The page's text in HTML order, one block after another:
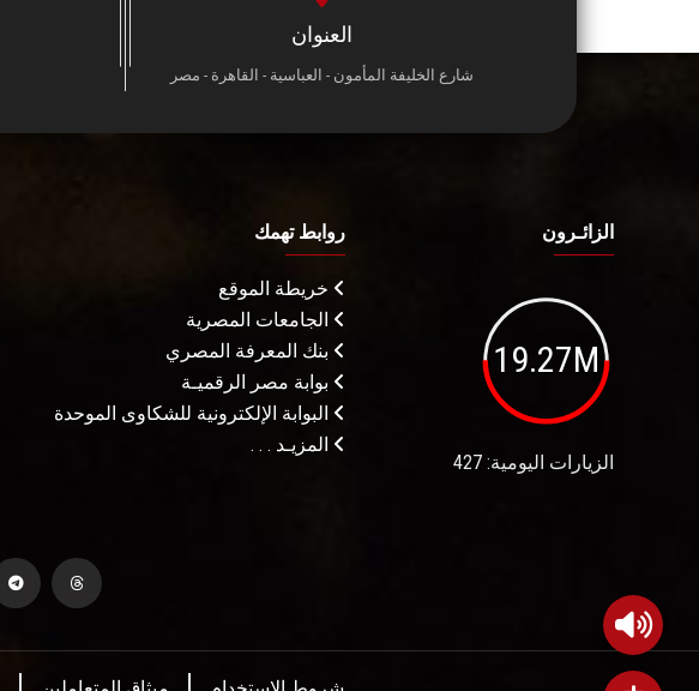
العنوان
شارع الخليفة المأمون - العباسية - القاهرة - مصر
الزائـرون
19.27M
الزيارات اليومية: 427
روابط تهمك
خريطة الموقع
الجامعات المصرية
بنك المعرفة المصري
بوابة مصر الرقميـة
البوابة الإلكترونية للشكاوى الموحدة
المزيـد . . .